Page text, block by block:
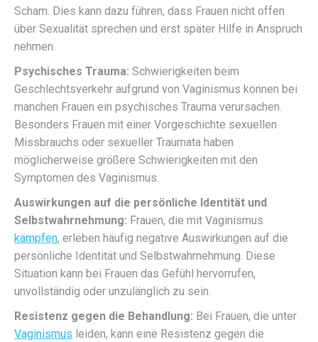
Scham. Dies kann dazu führen, dass Frauen nicht offen
über Sexualität sprechen und erst später Hilfe in Anspruch
nehmen.
Psychisches Trauma: Schwierigkeiten beim
Geschlechtsverkehr aufgrund von Vaginismus können bei
manchen Frauen ein psychisches Trauma verursachen.
Besonders Frauen mit einer Vorgeschichte sexuellen
Missbrauchs oder sexueller Traumata haben
möglicherweise größere Schwierigkeiten mit den
Symptomen des Vaginismus.
Auswirkungen auf die persönliche Identität und
Selbstwahrnehmung: Frauen, die mit Vaginismus
kämpfen, erleben häufig negative Auswirkungen auf die
persönliche Identität und Selbstwahrnehmung. Diese
Situation kann bei Frauen das Gefühl hervorrufen,
unvollständig oder unzulänglich zu sein.
Resistenz gegen die Behandlung: Bei Frauen, die unter
Vaginismus leiden, kann eine Resistenz gegen die